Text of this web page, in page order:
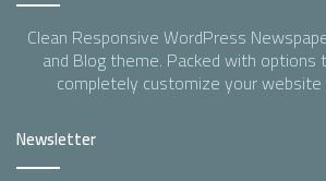
Clean Responsive WordPress
and Blog theme. Packed with
completely customize your
Newsletter